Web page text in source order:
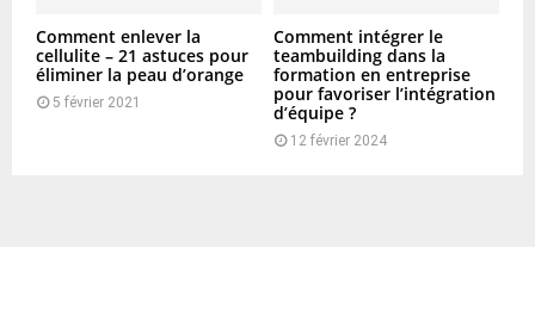
Comment enlever la
cellulite – 21 astuces pour
éliminer la peau d’orange
5 février 2021
Comment intégrer le
teambuilding dans la
formation en entreprise
pour favoriser l’intégration
d’équipe ?
12 février 2024